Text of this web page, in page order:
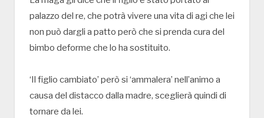
palazzo del re, che potrà vivere una vita di agi che lei
non può dargli a patto però che si prenda cura del
bimbo deforme che lo ha sostituito.
‘Il figlio cambiato’ però si ‘ammalera’ nell’animo a
causa del distacco dalla madre, sceglierà quindi di
tornare da lei.